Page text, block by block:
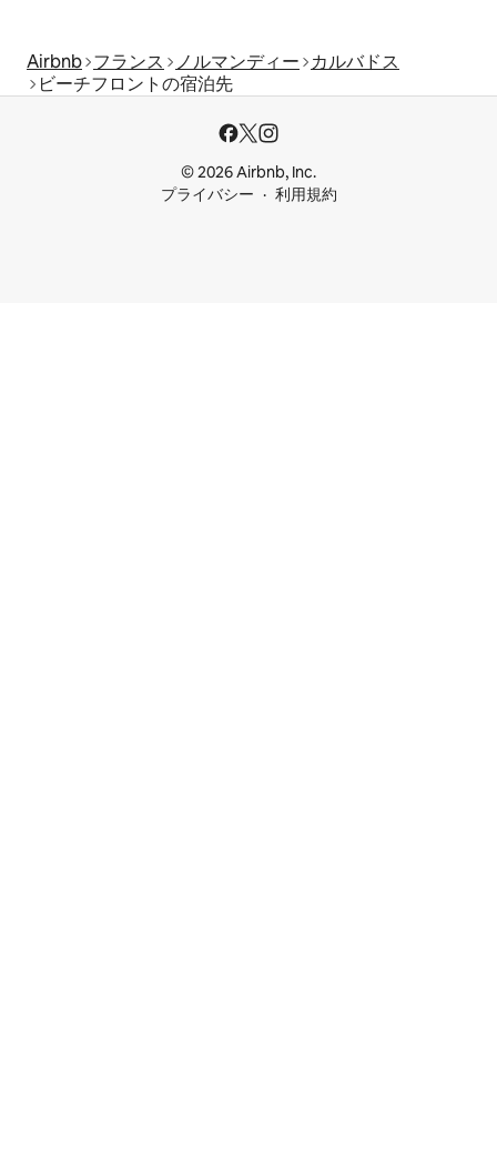
Airbnb フランス ノルマンディー
カルバドス
ビーチフロントの宿泊先
© 2026 Airbnb, Inc.
プライバシー
利用規約